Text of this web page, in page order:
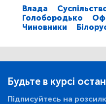
Влада
Голобородько
Чиновники
Будьте в курсі
Підписуйтесь на